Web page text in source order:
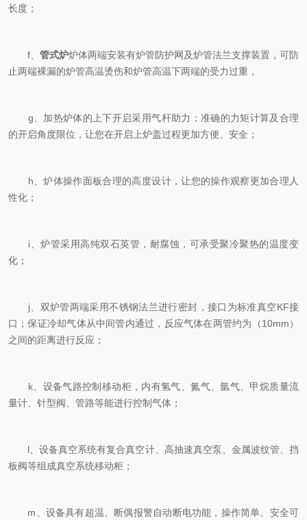
长度；
f、 管式炉炉体两端安装有炉管防护网及炉管法兰支撑装置，可防
止两端裸漏的炉管高温烫伤和炉管高温下两端的受力过重，
g、加热炉体的上下开启采用气杆助力；准确的力矩计算及合理
的开启角度限位，让您在开启上炉盖过程更加方便、安全；
h、炉体操作面板合理的高度设计，让您的操作观察更加合理人
性化；
i、炉管采用高纯双石英管，耐腐蚀，可承受聚冷聚热的温度变
化；
j、双炉管两端采用不锈钢法兰进行密封，接口为标准真空KF接
口；保证冷却气体从中间管内通过，反应气体在两管约为（10mm）
之间的距离进行反应；
k、设备气路控制移动柜，内有氢气、氮气、氩气、甲烷质量流
量计、针型阀、管路等能进行控制气体；
l、设备真空系统有复合真空计、高抽速真空泵、金属波纹管、挡
板阀等组成真空系统移动柜；
m、设备具有超温、断偶报警自动断电功能，操作简单、安全可